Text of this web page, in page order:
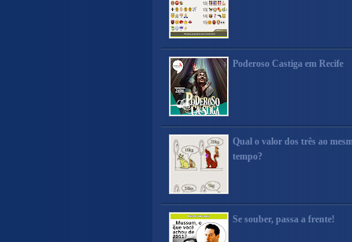
Poderoso Castiga em Recife
Qual o valor dos três ao
tempo?
Se souber, passa a frente!